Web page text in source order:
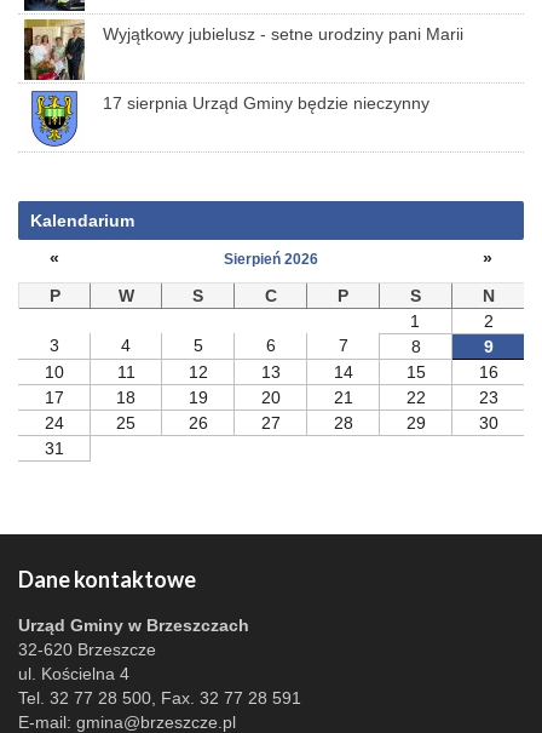
Wyjątkowy jubielusz - setne urodziny pani Marii
17 sierpnia Urząd Gminy będzie nieczynny
Kalendarium
«
Sierpień 2026
»
P
W S C P S
N
1
2
3
4 5 6 7 8
9
10
11 12 13 14 15
16
17
18 19 20 21 22
23
24
25 26 27 28 29
30
31
Dane kontaktowe
Urząd Gminy w Brzeszczach
32-620 Brzeszcze
ul. Kościelna 4
Tel. 32 77 28 500, Fax. 32 77 28 591
E-mail: gmina@brzeszcze.pl